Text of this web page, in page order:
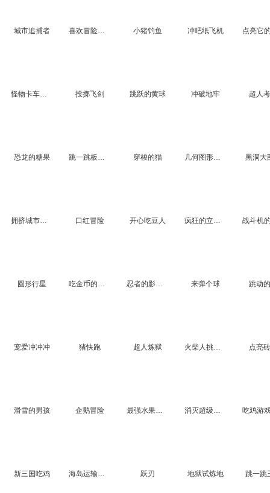
城市追捕者 喜欢冒险的小球球 小猪钓鱼 冲吧纸飞机
怪物卡车急速赛 投掷飞剑 跳跃的黄球 冲破地牢 超人
恐龙的糖果 跳一跳板子搭桥 穿梭的猫 几何图形闯关 黑洞大
拥挤城市楼道 口红冒险 开心吃豆人 疯狂的立方体
圆形行星 吃金币的小鸟 忍者的影子挑战 来弹个球 跳动
宠爱冲冲冲 猪快跑 超人炼狱 火柴人挑战赛 点亮
滑雪的男孩 企鹅冒险 最强水果王者 消灭超级鲨鱼
新三国吃鸡 海岛运输车3D:温柔驾驶 跃刃 地狱试炼地 跳一跳